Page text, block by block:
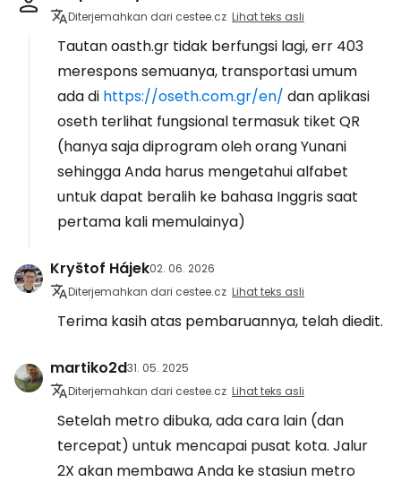
Diterjemahkan dari cestee.cz Lihat teks asli
Tautan oasth.gr tidak berfungsi lagi, err 403
merespons semuanya, transportasi umum
ada di https://oseth.com.gr/en/ dan aplikasi
oseth terlihat fungsional termasuk tiket QR
(hanya saja diprogram oleh orang Yunani
sehingga Anda harus mengetahui alfabet
untuk dapat beralih ke bahasa Inggris saat
pertama kali memulainya)
Kryštof Hájek02. 06. 2026
Diterjemahkan dari cestee.cz Lihat teks asli
Terima kasih atas pembaruannya, telah diedit.
martiko2d31. 05. 2025
Diterjemahkan dari cestee.cz Lihat teks asli
Setelah metro dibuka, ada cara lain (dan
tercepat) untuk mencapai pusat kota. Jalur
2X akan membawa Anda ke stasiun metro